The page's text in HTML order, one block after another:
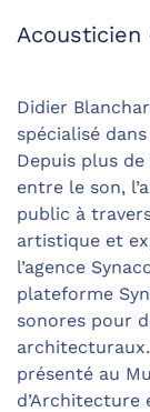
Acousticien
Didier
spécialisé
Depuis plus
entre le son,
public à
artistique et
l’agence
plateforme
sonores pour
présenté au
d’Architecture